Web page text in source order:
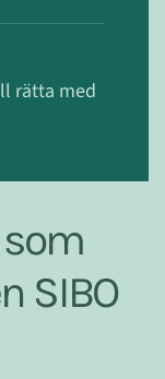
rätta med
SIBO